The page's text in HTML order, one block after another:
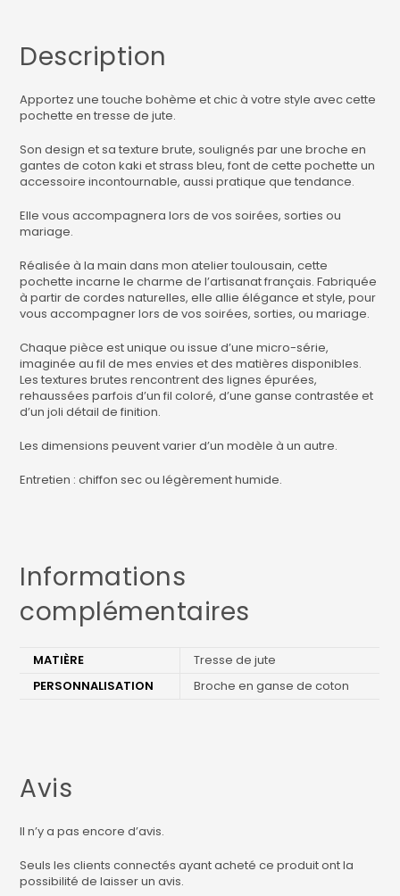
Description
Apportez une touche bohème et chic à votre style avec cette
pochette en tresse de jute.
Son design et sa texture brute, soulignés par une broche en
gantes de coton kaki et strass bleu, font de cette pochette un
accessoire incontournable, aussi pratique que tendance.
Elle vous accompagnera lors de vos soirées, sorties ou
mariage.
Réalisée à la main dans mon atelier toulousain, cette
pochette incarne le charme de l’artisanat français. Fabriquée
à partir de cordes naturelles, elle allie élégance et style, pour
vous accompagner lors de vos soirées, sorties, ou mariage.
Chaque pièce est unique ou issue d’une micro-série,
imaginée au fil de mes envies et des matières disponibles.
Les textures brutes rencontrent des lignes épurées,
rehaussées parfois d’un fil coloré, d’une ganse contrastée et
d’un joli détail de finition.
Les dimensions peuvent varier d’un modèle à un autre.
Entretien : chiffon sec ou légèrement humide.
Informations
complémentaires
MATIÈRE
Tresse de jute
PERSONNALISATION
Broche en ganse de coton
Avis
Il n’y a pas encore d’avis.
Seuls les clients connectés ayant acheté ce produit ont la
possibilité de laisser un avis.